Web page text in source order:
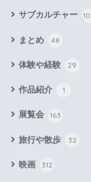
サブカルチャー
まとめ 48
体験や経験 29
作品紹介 1
展覧会 163
旅行や散歩 32
映画 312